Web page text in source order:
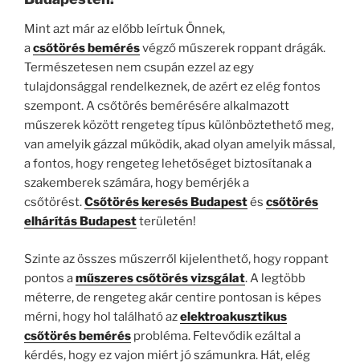
Mint azt már az előbb leírtuk Önnek,
acsőtörés bemérésvégző műszerek roppant drágák.
Természetesen nem csupán ezzel az egy
tulajdonsággal rendelkeznek, de azért ez elég fontos
szempont. A csőtörés bemérésére alkalmazott
műszerek között rengeteg típus különböztethető meg,
van amelyik gázzal működik, akad olyan amelyik mással,
a fontos, hogy rengeteg lehetőséget biztosítanak a
szakemberek számára, hogy bemérjék a
csőtörést.Csőtörés keresés Budapestés csőtörés
elhárítás Budapestterületén!
Szinte az összes műszerről kijelenthető, hogy roppant
pontos aműszeres csőtörés vizsgálat. A legtöbb
méterre, de rengeteg akár centire pontosan is képes
mérni, hogy hol található azelektroakusztikus
csőtörés bemérés probléma. Feltevődik ezáltal a
kérdés, hogy ez vajon miért jó számunkra. Hát, elég